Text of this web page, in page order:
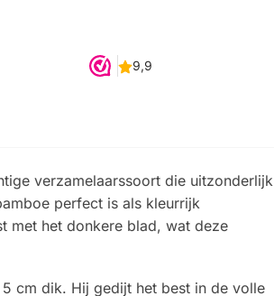
verzamelaarssoort die uitzonderlijk
perfect is als kleurrijk
met het donkere blad, wat deze
cm dik. Hij gedijt het best in de volle